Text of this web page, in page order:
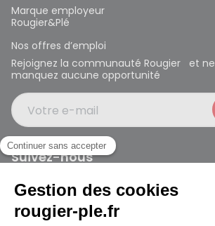
Marque employeur
Rougier&Plé
Nos offres d’emploi
Rejoignez la communauté Rougier et ne
manquez aucune opportunité
Votre e-mail
Suivez-nous